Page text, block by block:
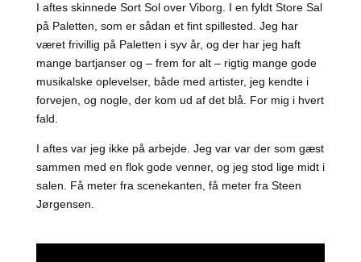
I aftes skinnede Sort Sol over Viborg. I en fyldt Store Sal
på Paletten, som er sådan et fint spillested. Jeg har
været frivillig på Paletten i syv år, og der har jeg haft
mange bartjanser og – frem for alt – rigtig mange gode
musikalske oplevelser, både med artister, jeg kendte i
forvejen, og nogle, der kom ud af det blå. For mig i hvert
fald.
I aftes var jeg ikke på arbejde. Jeg var var der som gæst
sammen med en flok gode venner, og jeg stod lige midt i
salen. Få meter fra scenekanten, få meter fra Steen
Jørgensen.